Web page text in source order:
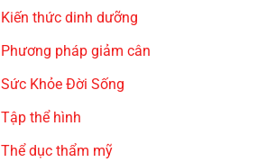
Kiến thức dinh dưỡng
Phương pháp giảm cân
Sức Khỏe Đời Sống
Tập thể hình
Thể dục thẩm mỹ